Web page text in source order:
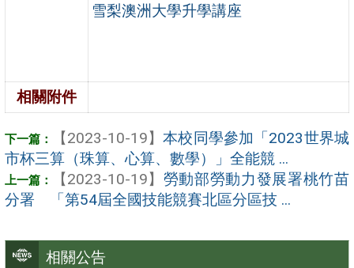
相關公告
雪梨澳洲大學升學講座
相關附件
【2023-10-19】 本校同學參加「2023世界城
市杯三算（珠算、心算、數學）」全能競 ...
【2023-10-19】 勞動部勞動力發展署桃竹苗
分署 「第54屆全國技能競賽北區分區技 ...